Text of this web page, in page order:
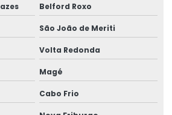
blindado
em ponte rolante
De Cargas Até 250 Toneladas
Belford Roxo
São João de Meriti
Volta Redonda
Magé
Cabo Frio